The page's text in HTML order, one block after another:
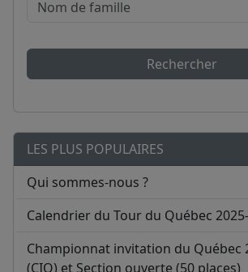
Rechercher
LES PLUS POPULAIRES
Qui sommes-nous ?
Calendrier du Tour du Québec
Championnat invitation du Québec
(CIQ) et Section ouverte (50 places)